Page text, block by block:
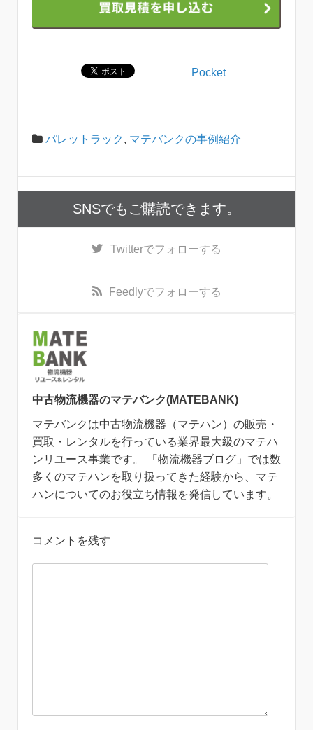
Pocket
パレットラック , マテバンクの事例紹介
SNSでもご購読できます。
Twitterでフォローする
Feedlyでフォローする
中古物流機器のマテバンク(MATEBANK)
マテバンクは中古物流機器（マテハン）の販売・
買取・レンタルを行っている業界最大級のマテハ
ンリユース事業です。 「物流機器ブログ」では数
多くのマテハンを取り扱ってきた経験から、マテ
ハンについてのお役立ち情報を発信しています。
コメントを残す